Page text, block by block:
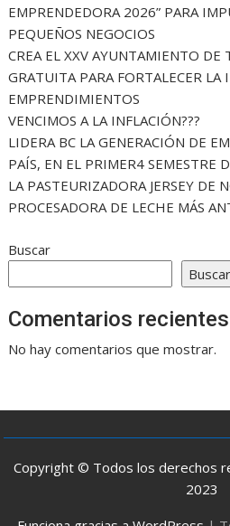
EMPRENDEDORA 2026” PARA
PEQUEÑOS NEGOCIOS
CREA EL XXV AYUNTAMIENTO DE
GRATUITA PARA FORTALECER LA
EMPRENDIMIENTOS
VENCIMOS A LA INFLACIÓN???
LIDERA BC LA GENERACIÓN DE
PAÍS, EN EL PRIMER4 SEMESTRE
LA PASTEURIZADORA JERSEY DE
PROCESADORA DE LECHE MÁS
Buscar
Buscar
Comentarios recientes
No hay comentarios que mostrar.
Copyright © Todos los derechos
2023